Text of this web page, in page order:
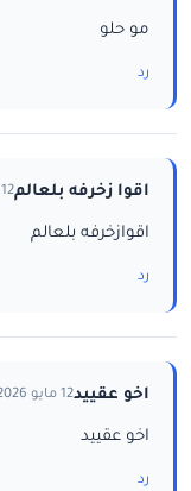
مو حلو
رد
اقوا زخرفه بلعالم12 مايو 2026
اقوازخرفه بلعالم
رد
اخو عقييد12 مايو 2026
اخو عقييد
رد